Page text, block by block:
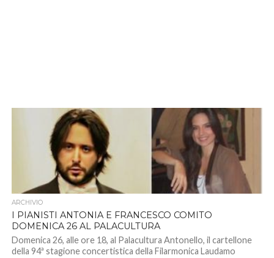
ARCHIVIO
I PIANISTI ANTONIA E FRANCESCO COMITO
DOMENICA 26 AL PALACULTURA
Domenica 26, alle ore 18, al Palacultura Antonello, il cartellone
della 94ª stagione concertistica della Filarmonica Laudamo